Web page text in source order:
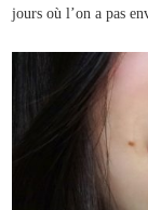
jours où l’on a pas